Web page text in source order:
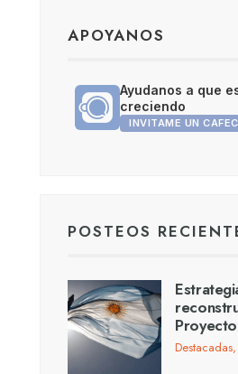
APOYANOS
Ayudanos a que
creciendo
INVITAME UN
POSTEOS
Destacadas,